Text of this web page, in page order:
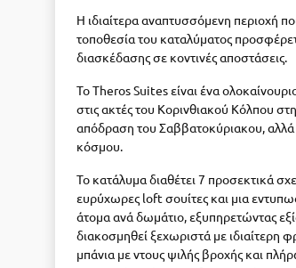
Η ιδιαίτερα αναπτυσσόμενη περιοχή
τοποθεσία του καταλύματος
διασκέδασης σε κοντινές αποστάσεις.
Το Theros Suites είναι ένα
στις ακτές του Κορινθιακού Κόλπου
απόδραση του Σαββατοκύριακου, αλλά
κόσμου.
Το κατάλυμα διαθέτει 7 προσεκτικά
ευρύχωρες loft σουίτες και μια
άτομα ανά δωμάτιο, εξυπηρετώντας
διακοσμηθεί ξεχωριστά με
μπάνια με ντους ψιλής βροχής και